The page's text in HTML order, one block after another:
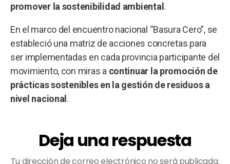
promover la sostenibilidad ambiental .
En el marco del encuentro nacional “Basura Cero”, se
estableció una matriz de acciones concretas para
ser implementadas en cada provincia participante del
movimiento, con miras a continuar la promoción de
prácticas sostenibles en la gestión de residuos a
nivel nacional .
Deja una respuesta
Tu dirección de correo electrónico no será publicada.